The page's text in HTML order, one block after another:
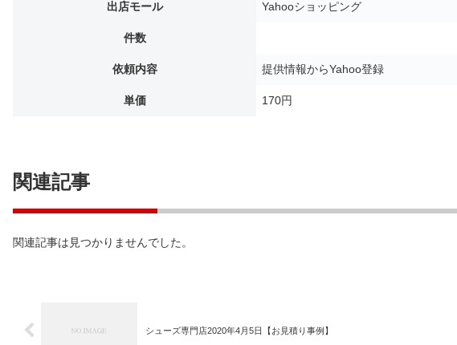
出店モール Yahooショッピング
件数
依頼内容 提供情報からYahoo登録
単価 170円
関連記事
関連記事は見つかりませんでした。
シューズ専門店2020年4月5日【お見積り事例】